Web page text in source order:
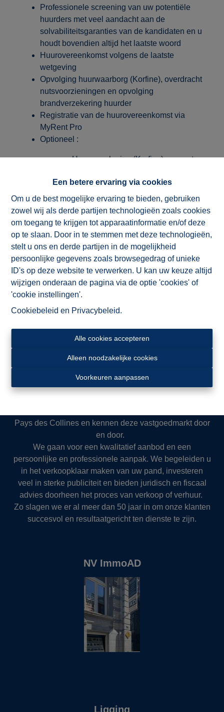
Een betere ervaring via cookies
Om u de best mogelijke ervaring te bieden, gebruiken
zowel wij als derde partijen technologieën zoals cookies
om toegang te krijgen tot apparaatinformatie en/of deze
op te slaan. Door in te stemmen met deze technologieën,
stelt u ons en derde partijen in de mogelijkheid
persoonlijke gegevens zoals browsegedrag of unieke
ID's op deze website te verwerken. U kan uw keuze altijd
wijzigen onderaan de pagina via de optie 'cookies' of
'cookie instellingen'.
Cookiebeleid en Privacybeleid.
Alle cookies accepteren
Alleen noodzakelijke cookies
Voorkeuren aanpassen
Professionele screening van uw potentiële
huurders met veel aandacht aan de
solvabiliteitsgaranties van de kandidaten en u
houdt bovendien altijd het laatste woord
Huurovereenkomst volgens de laatste
wetgeving
Opvolging huurwaarborg (Korfine), overdracht
nutsvoorzieningen en opvolging
brandverzekering huurder
Registratie van de huurovereenkomst via
MyRent Pro
Optioneel :
Huurverzekering (Korfine) voor extra
verzekeringspremie)
Wettelijk verplichte plaatsbeschrijving
viaChecknet(mits vergoeding 50%
eigenaar - 50% huurder)
Wij bieden bovendien een unieke permanente eigenaars
service met jaarlijks gratis huurindexatie, bijstand en
juridisch en fiscaal advies.
Contacteer ons voor meer info
ImmoAD is een dynamisch kantoor dat bestaat uit een
kleine, enthousiaste en ervaren equipe die steeds vlot
Pays des Collines en kennen deze vastgoedmarkt door
en door.
We gaan voor een kwalitatief aanbod en een
persoonlijke en professionele aanpak. We begeleiden u
in het verkoopklaar maken van uw pand, investeren
veel in sterke publiciteit en bieden juridisch en fiscaal
advies doorheen het proces van verkoop of verhuur.
Zo slagen we er al meer dan 50 jaar in om onze klanten
succesvol en resultaatgericht ten dienste te zijn.
NV ImmoAD
Ligging